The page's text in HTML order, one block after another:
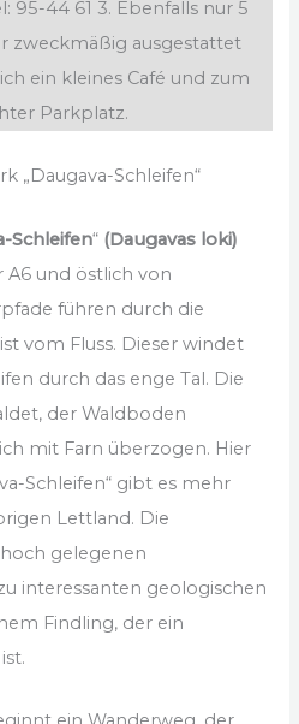
95-44 61 3. Ebenfalls nur 5
zweckmäßig ausgestattet
ein kleines Café und zum
Parkplatz.
„Daugava-Schleifen“
Schleifen“ (Daugavas loki)
A6 und östlich von
führen durch die
vom Fluss. Dieser windet
durch das enge Tal. Die
der Waldboden
mit Farn überzogen. Hier
Schleifen“ gibt es mehr
Lettland. Die
gelegenen
interessanten geologischen
Findling, der ein